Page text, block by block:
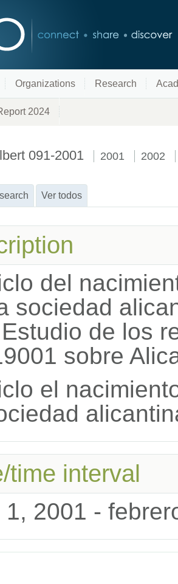
Organizations Research
2024
091-2001 2001 2002
Ver todos
del
sociedad
de los
sobre
el
time interval
1, 2001 -